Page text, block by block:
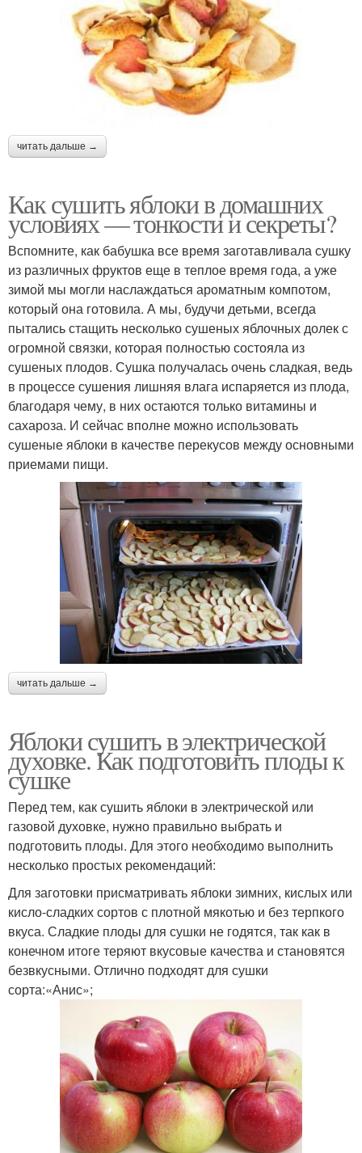
читать дальше →
Как сушить яблоки в домашних
условиях — тонкости и секреты?
Вспомните, как бабушка все время заготавливала сушку
из различных фруктов еще в теплое время года, а уже
зимой мы могли наслаждаться ароматным компотом,
который она готовила. А мы, будучи детьми, всегда
пытались стащить несколько сушеных яблочных долек с
огромной связки, которая полностью состояла из
сушеных плодов. Сушка получалась очень сладкая, ведь
в процессе сушения лишняя влага испаряется из плода,
благодаря чему, в них остаются только витамины и
сахароза. И сейчас вполне можно использовать
сушеные яблоки в качестве перекусов между основными
приемами пищи.
читать дальше →
Яблоки сушить в электрической
духовке. Как подготовить плоды к
сушке
Перед тем, как сушить яблоки в электрической или
газовой духовке, нужно правильно выбрать и
подготовить плоды. Для этого необходимо выполнить
несколько простых рекомендаций:
Для заготовки присматривать яблоки зимних, кислых или
кисло-сладких сортов с плотной мякотью и без терпкого
вкуса. Сладкие плоды для сушки не годятся, так как в
конечном итоге теряют вкусовые качества и становятся
безвкусными. Отлично подходят для сушки
сорта:«Анис»;